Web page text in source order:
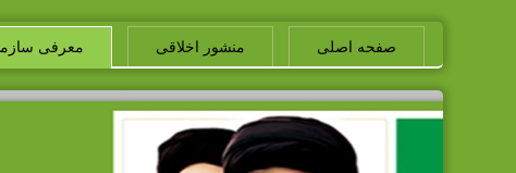
صفحه اصلی منشور اخلاقی معرفی